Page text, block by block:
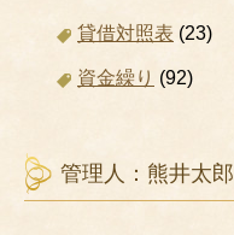
貸借対照表 (23)
資金繰り (92)
管理人：熊井太郎